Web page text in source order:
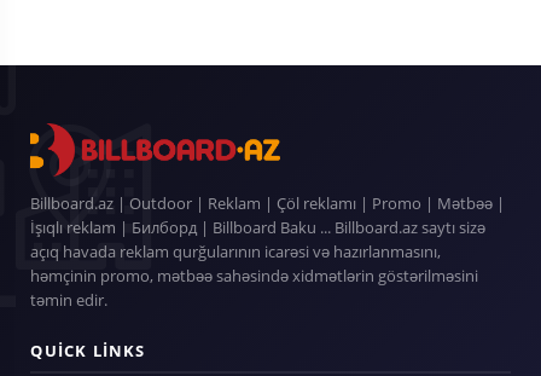
Billboard.az | Outdoor | Reklam | Çöl reklamı | Promo | Mətbəə |
İşıqlı reklam | Билборд | Billboard Baku ... Billboard.az saytı sizə
açıq havada reklam qurğularının icarəsi və hazırlanmasını,
həmçinin promo, mətbəə sahəsində xidmətlərin göstərilməsini
təmin edir.
QUICK LINKS